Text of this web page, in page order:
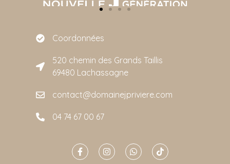
Coordonnées
520 chemin des Grands Taillis
69480 Lachassagne
contact@domainejpriviere.com
04 74 67 00 67